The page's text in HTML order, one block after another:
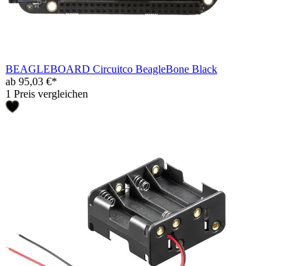
BEAGLEBOARD Circuitco BeagleBone Black
ab 95,03 €*
1 Preis vergleichen